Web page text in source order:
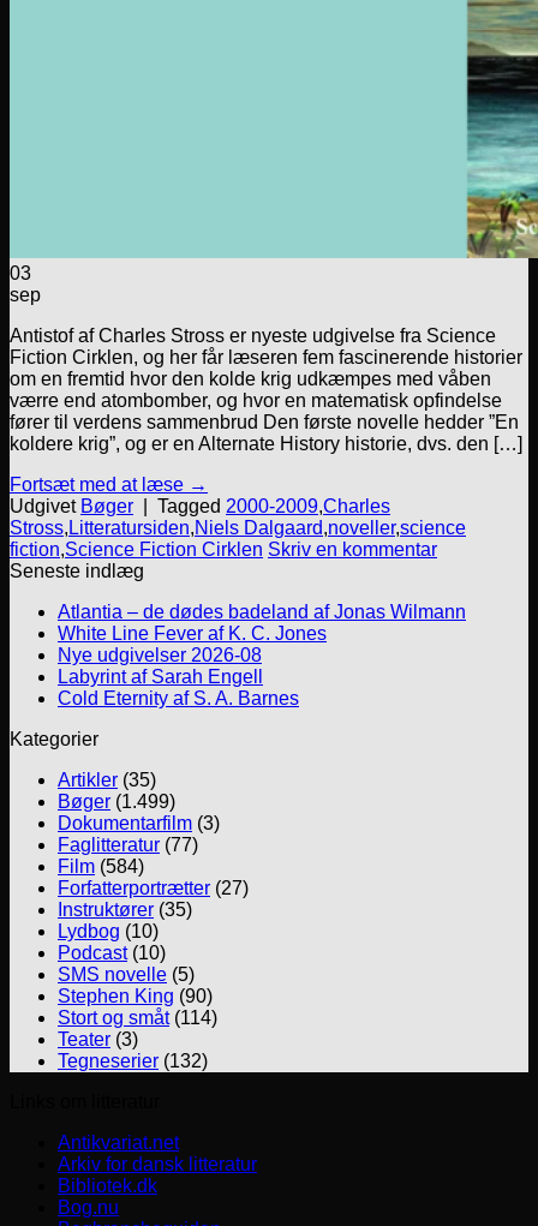
03
sep
Antistof af Charles Stross er nyeste udgivelse fra Science
Fiction Cirklen, og her får læseren fem fascinerende historier
om en fremtid hvor den kolde krig udkæmpes med våben
værre end atombomber, og hvor en matematisk opfindelse
fører til verdens sammenbrud Den første novelle hedder ”En
koldere krig”, og er en Alternate History historie, dvs. den […]
Fortsæt med at læse →
Udgivet Bøger Tagged 2000-2009,Charles
Stross, Litteratursiden,Niels Dalgaard,noveller,science
fiction,Science Fiction Cirklen Skriv en kommentar
Seneste indlæg
Atlantia – de dødes badeland af Jonas Wilmann
White Line Fever af K. C. Jones
Nye udgivelser 2026-08
Labyrint af Sarah Engell
Cold Eternity af S. A. Barnes
Kategorier
Artikler (35)
Bøger (1.499)
Dokumentarfilm (3)
Faglitteratur (77)
Film (584)
Forfatterportrætter (27)
Instruktører (35)
Lydbog (10)
Podcast(10)
SMS novelle (5)
Stephen King (90)
Stort og småt(114)
Teater (3)
Tegneserier (132)
Antikvariat.net
Arkiv for dansk litteratur
Bibliotek.dk
Bog.nu